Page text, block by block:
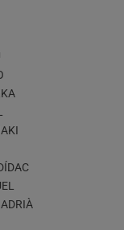
ADRIÀ